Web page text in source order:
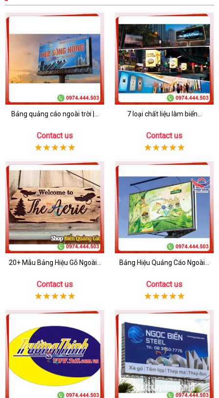
Bảng quảng cáo ngoài trời |...
Contact us
7 loại chất liệu làm biển...
Contact us
20+ Mẫu Bảng Hiệu Gỗ Ngoài...
Contact us
Bảng Hiệu Quảng Cáo Ngoài...
Contact us